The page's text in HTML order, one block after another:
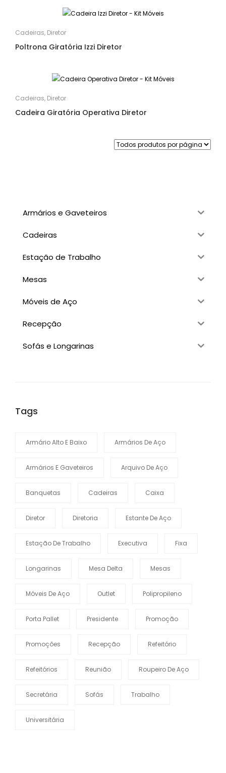
Cadeiras, Diretor
Poltrona Giratória Izzi Diretor
Cadeiras, Diretor
Cadeira Giratória Operativa Diretor
Armários e Gaveteiros
Cadeiras
Estação de Trabalho
Mesas
Móveis de Aço
Recepção
Sofás e Longarinas
Tags
Armário Alto E Baixo Armários De Aço
Armários E Gaveteiros Arquivo De Aço
Banquetas Cadeiras Caixa
Diretor Diretoria Estante De Aço
Estação De Trabalho Executiva Fixa
Longarinas Mesa Delta Mesas
Móveis De Aço Outlet Polipropileno
Porta Pallet Presidente Promoção
Promoções Recepção Refeitório
Refeitórios Reunião Roupeiro De Aço
Secretária Sofás Trabalho
Universitária